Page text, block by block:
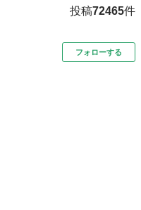
投稿72465件
フォローする